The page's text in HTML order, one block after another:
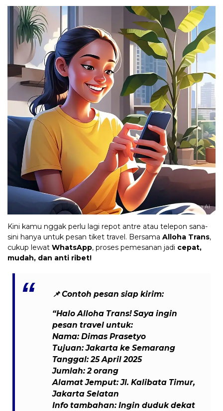
Kini kamu nggak perlu lagi repot antre atau telepon sana-
sini hanya untuk pesan tiket travel. Bersama Alloha Trans,
cukup lewat WhatsApp, proses pemesanan jadi cepat,
mudah, dan anti ribet!
📌Contoh pesan siap kirim:
“Halo Alloha Trans! Saya ingin
pesan travel untuk:
Nama: Dimas Prasetyo
Tujuan: Jakarta ke Semarang
Tanggal: 25 April 2025
Jumlah: 2 orang
Alamat Jemput: Jl. Kalibata Timur,
Jakarta Selatan
Info tambahan: Ingin duduk dekat